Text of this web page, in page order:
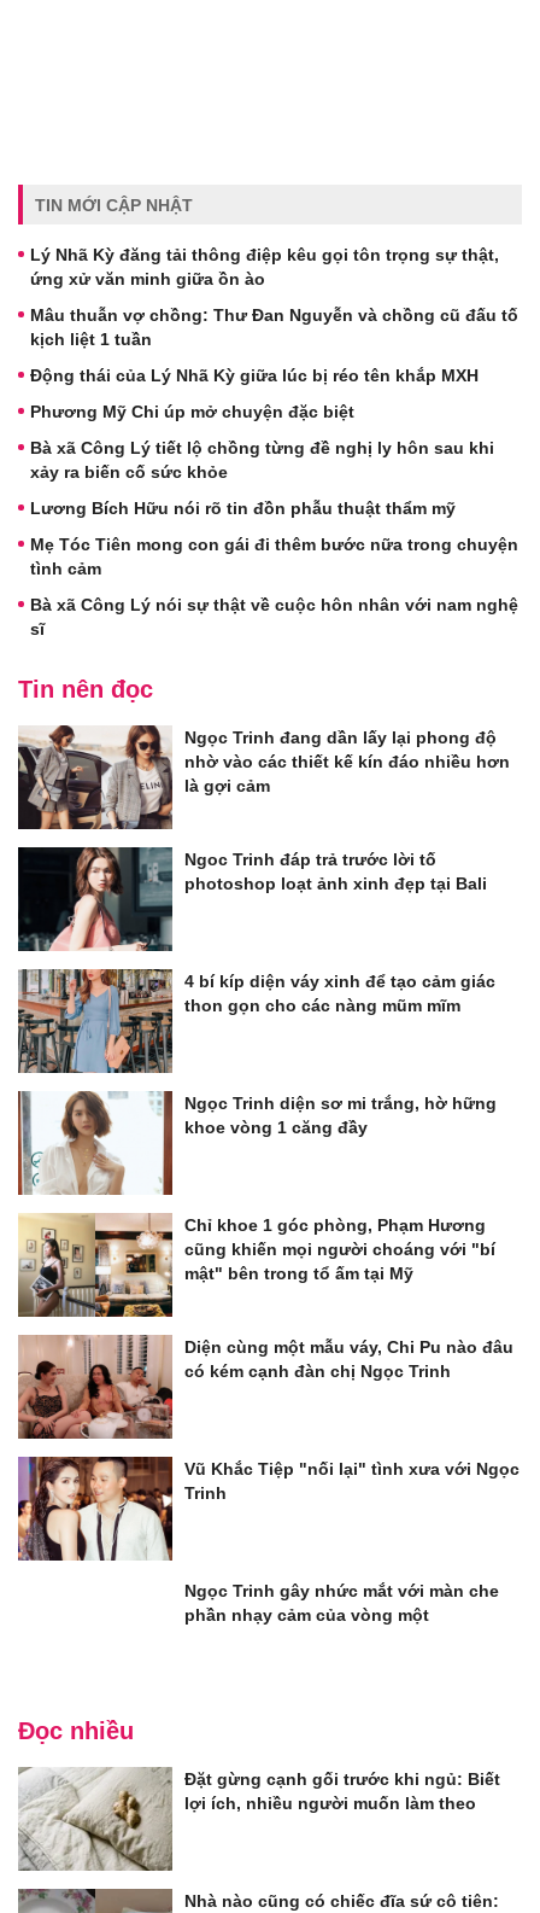
TIN MỚI CẬP NHẬT
Lý Nhã Kỳ đăng tải thông điệp kêu gọi tôn trọng sự thật,
ứng xử văn minh giữa ồn ào
Mâu thuẫn vợ chồng: Thư Đan Nguyễn và chồng cũ đấu tố
kịch liệt 1 tuần
Động thái của Lý Nhã Kỳ giữa lúc bị réo tên khắp MXH
Phương Mỹ Chi úp mở chuyện đặc biệt
Bà xã Công Lý tiết lộ chồng từng đề nghị ly hôn sau khi
xảy ra biến cố sức khỏe
Lương Bích Hữu nói rõ tin đồn phẫu thuật thẩm mỹ
Mẹ Tóc Tiên mong con gái đi thêm bước nữa trong chuyện
tình cảm
Bà xã Công Lý nói sự thật về cuộc hôn nhân với nam nghệ
sĩ
Tin nên đọc
Ngọc Trinh đang dần lấy lại phong độ
nhờ vào các thiết kế kín đáo nhiều hơn
là gợi cảm
Ngoc Trinh đáp trả trước lời tố
photoshop loạt ảnh xinh đẹp tại Bali
4 bí kíp diện váy xinh để tạo cảm giác
thon gọn cho các nàng mũm mĩm
Ngọc Trinh diện sơ mi trắng, hờ hững
khoe vòng 1 căng đầy
Chỉ khoe 1 góc phòng, Phạm Hương
cũng khiến mọi người choáng với "bí
mật" bên trong tổ ấm tại Mỹ
Diện cùng một mẫu váy, Chi Pu nào đâu
có kém cạnh đàn chị Ngọc Trinh
Vũ Khắc Tiệp "nối lại" tình xưa với Ngọc
Trinh
Ngọc Trinh gây nhức mắt với màn che
phần nhạy cảm của vòng một
Đọc nhiều
Đặt gừng cạnh gối trước khi ngủ: Biết
lợi ích, nhiều người muốn làm theo
Nhà nào cũng có chiếc đĩa sứ cô tiên: